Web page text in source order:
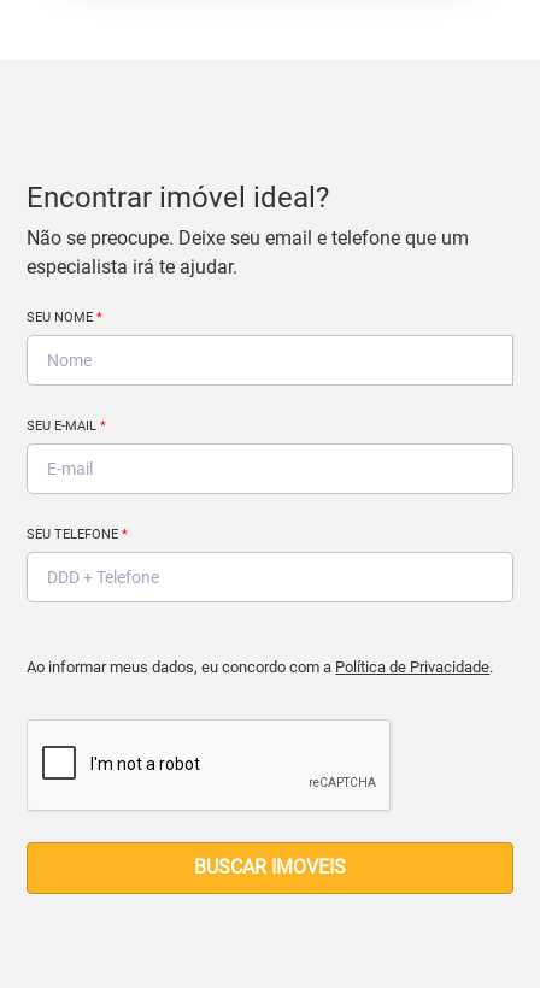
Encontrar imóvel ideal?
Não se preocupe. Deixe seu email e telefone que um
especialista irá te ajudar.
SEU NOME*
SEU E-MAIL*
SEU TELEFONE*
Ao informar meus dados, eu concordo com a Política de Privacidade.
BUSCAR IMOVEIS